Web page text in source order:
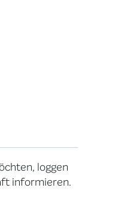
loggen
informieren.